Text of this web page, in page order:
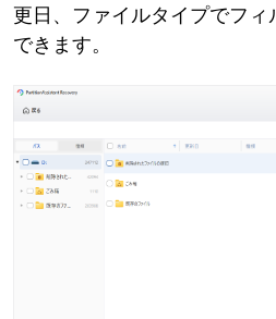
更日、ファイルタイプでフィ
できます。